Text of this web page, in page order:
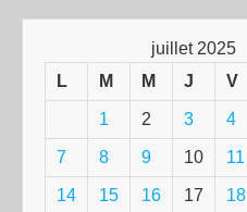
juillet 2025
L
M M J V
1 2 3 4
7 8 9 10 11
14 15 16 17 18